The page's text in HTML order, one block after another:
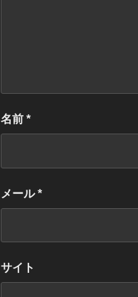
名前 *
メール*
サイト